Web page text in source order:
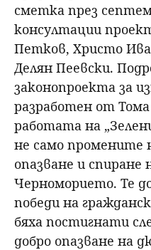
сметка през
консултации
Петков, Христо
Делян Пеевски.
законопроекта за
разработен от
работата на
не само промените
опазване и спиране
Черноморието. Те
победи на
бяха постигнати
добро опазване на